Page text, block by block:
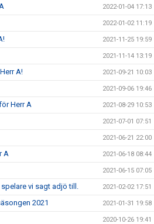
2022-01-04 17:13
2022-01-02 11:19
2021-11-25 19:59
2021-11-14 13:19
A! 2021-09-21 10:03
2021-09-06 19:46
Herr A 2021-08-29 10:53
2021-07-01 07:51
2021-06-21 22:00
A 2021-06-18 08:44
2021-06-15 07:05
vi sagt adjö till. 2021-02-02 17:51
2021 2021-01-31 19:58
2020-10-26 19:41